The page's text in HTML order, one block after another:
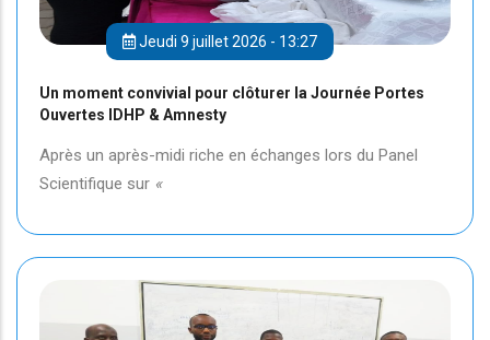
Jeudi 9 juillet 2026 - 13:27
Un moment convivial pour clôturer la Journée Portes
Ouvertes IDHP & Amnesty
Après un après-midi riche en échanges lors du Panel
Scientifique sur «